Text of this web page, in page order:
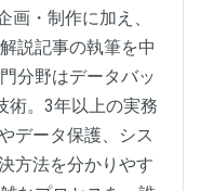
画・制作に加え、
説記事の執筆を中
分野はデータバッ
術。3年以上の実務
データ保護、シス
方法を分かりやす